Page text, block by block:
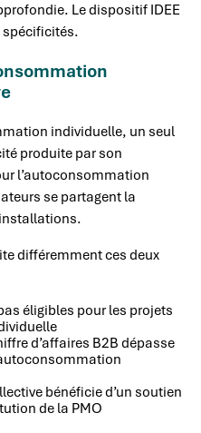
Le dispositif IDEE
spécificités.
individuelle, un seul
produite par son
l’autoconsommation
se partagent la
différemment ces deux
éligibles pour les projets
d’affaires B2B dépasse
bénéficie d’un soutien
de la PMO